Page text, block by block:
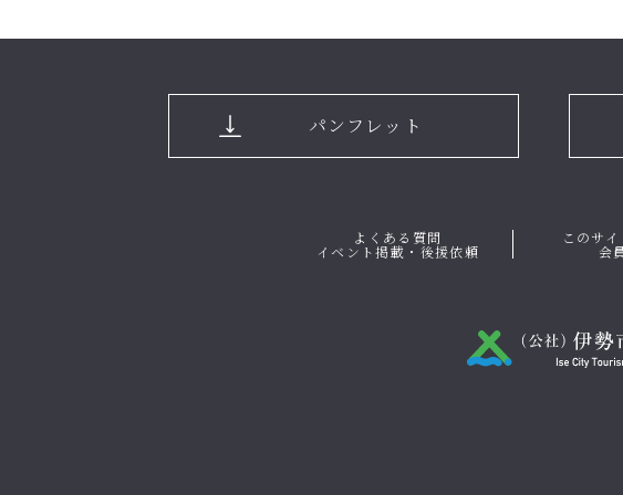
パンフレット
よくある質問 このサ
イベント掲載・後援依頼 会